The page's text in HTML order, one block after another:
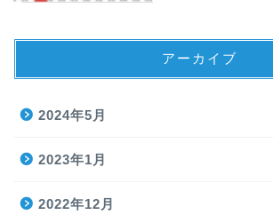
アーカイブ
2024年5月
2023年1月
2022年12月